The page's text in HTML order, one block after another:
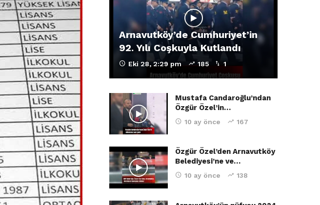
Arnavutköy’de Cumhuriyet’in
92. Yılı Coşkuyla Kutlandı
Eki 28, 2:29 pm 185 1
Mustafa Candaroğlu’ndan
Özgür Özel’in…
10 ay önce 167
Özgür Özel’den Arnavutköy
Belediyesi’ne ve…
10 ay önce 138